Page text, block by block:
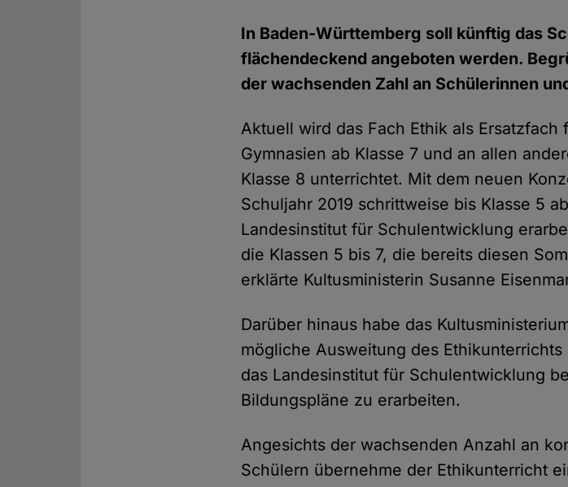
In Baden-Württemberg soll künftig das
flächendeckend angeboten werden.
der wachsenden Zahl an Schülerinnen
Aktuell wird das Fach Ethik als
Gymnasien ab Klasse 7 und an allen
Klasse 8 unterrichtet. Mit dem neuen
Schuljahr 2019 schrittweise bis Klasse 5
Landesinstitut für Schulentwicklung
die Klassen 5 bis 7, die bereits diesen
erklärte Kultusministerin Susanne
Darüber hinaus habe das
mögliche Ausweitung des
das Landesinstitut für Schulentwicklung
Bildungspläne zu erarbeiten.
Angesichts der wachsenden Anzahl an
Schülern übernehme der Ethikunterricht